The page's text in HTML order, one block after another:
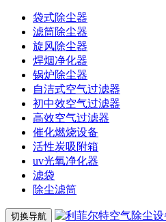
袋式除尘器
滤筒除尘器
旋风除尘器
焊烟净化器
锅炉除尘器
自洁式空气过滤器
初中效空气过滤器
高效空气过滤器
催化燃烧设备
活性炭吸附箱
uv光氧净化器
滤袋
除尘滤筒
切换导航